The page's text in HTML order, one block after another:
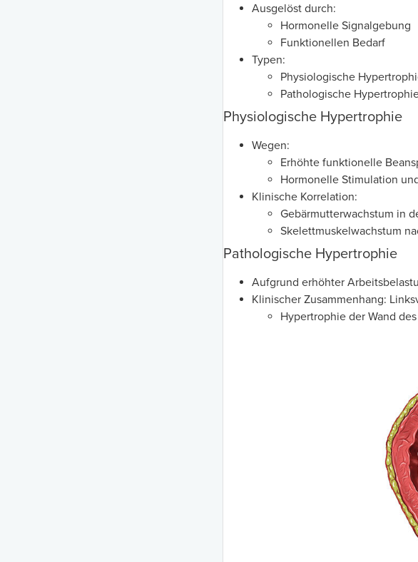
Ausgelöst durch:
Hormonelle Signalgebung
Funktionellen Bedarf
Typen:
Physiologische
Pathologische
Physiologische Hypertrophie
Wegen:
Erhöhte funktionelle
Hormonelle Stimulation
Klinische Korrelation:
Gebärmutterwachstum in
Skelettmuskelwachstum
Pathologische Hypertrophie
Aufgrund erhöhter
Klinischer Zusammenhang:
Hypertrophie der Wand